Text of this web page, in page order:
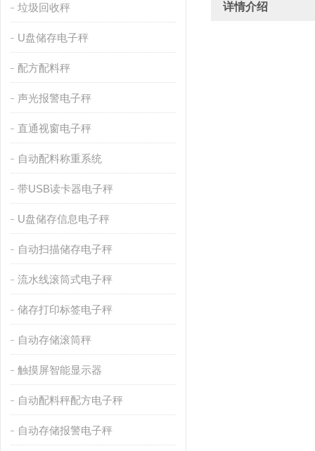
垃圾回收秤
U盘储存电子秤
配方配料秤
声光报警电子秤
直通视窗电子秤
自动配料称重系统
带USB读卡器电子秤
U盘储存信息电子秤
自动扫描储存电子秤
流水线滚筒式电子秤
储存打印标签电子秤
自动存储滚筒秤
触摸屏智能显示器
自动配料秤配方电子秤
自动存储报警电子秤
详情介绍